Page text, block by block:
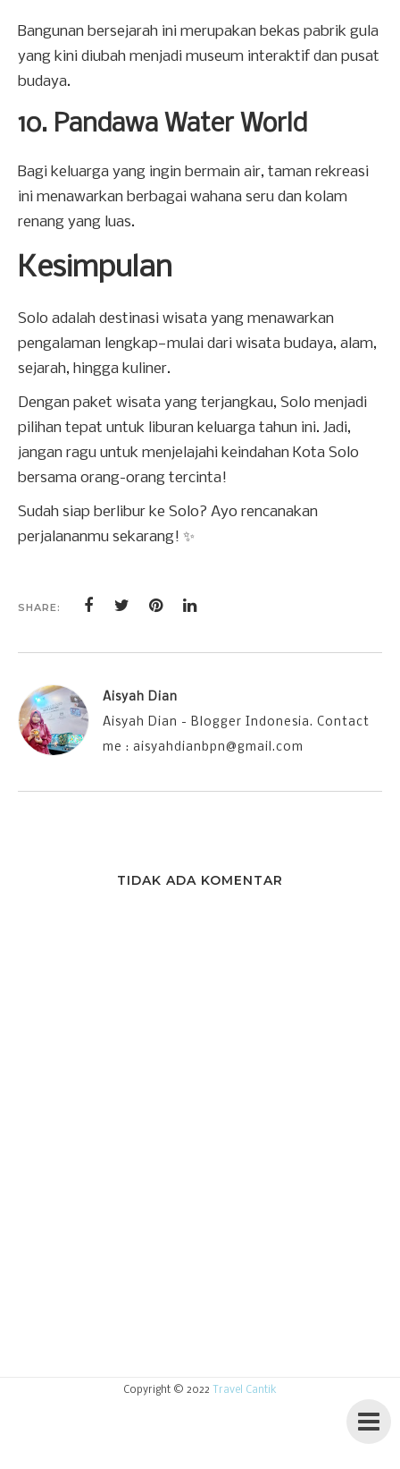
Bangunan bersejarah ini merupakan bekas pabrik gula
yang kini diubah menjadi museum interaktif dan pusat
budaya.
10. Pandawa Water World
Bagi keluarga yang ingin bermain air, taman rekreasi
ini menawarkan berbagai wahana seru dan kolam
renang yang luas.
Kesimpulan
Solo adalah destinasi wisata yang menawarkan
pengalaman lengkap—mulai dari wisata budaya, alam,
sejarah, hingga kuliner.
Dengan paket wisata yang terjangkau, Solo menjadi
pilihan tepat untuk liburan keluarga tahun ini. Jadi,
jangan ragu untuk menjelajahi keindahan Kota Solo
bersama orang-orang tercinta!
Sudah siap berlibur ke Solo? Ayo rencanakan
perjalananmu sekarang! ✨
SHARE:
Aisyah Dian
Aisyah Dian - Blogger Indonesia. Contact
me : aisyahdianbpn@gmail.com
TIDAK ADA KOMENTAR
Copyright © 2022 Travel Cantik